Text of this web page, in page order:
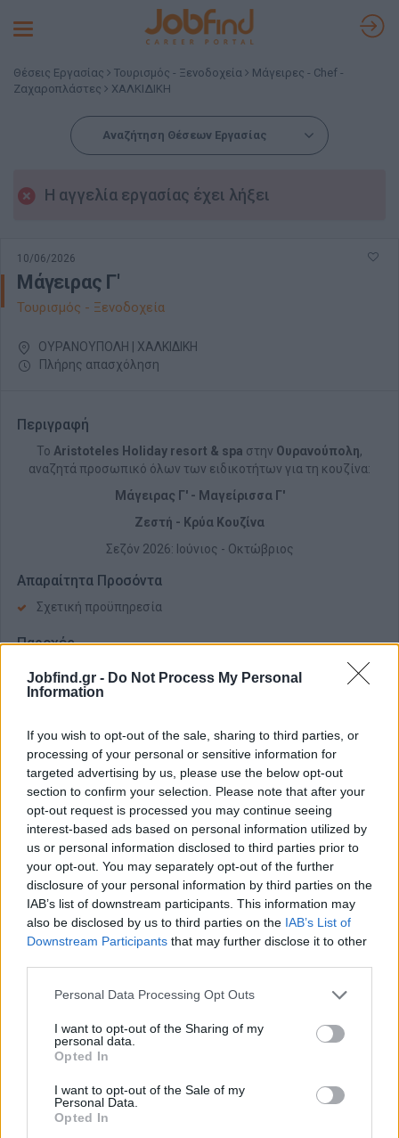
Jobfind.gr - Do Not Process My Personal
Information
If you wish to opt-out of the sale, sharing to third parties, or
processing of your personal or sensitive information for
targeted advertising by us, please use the below opt-out
section to confirm your selection. Please note that after your
opt-out request is processed you may continue seeing
interest-based ads based on personal information utilized by
us or personal information disclosed to third parties prior to
your opt-out. You may separately opt-out of the further
disclosure of your personal information by third parties on the
IAB’s list of downstream participants. This information may
also be disclosed by us to third parties on the IAB’s List of
Downstream Participants that may further disclose it to other
Personal Data Processing Opt Outs
I want to opt-out of the Sharing of my
personal data.
Opted In
I want to opt-out of the Sale of my
Personal Data.
Opted In
Toggle
Θέσεις Εργασίας Τουρισμός - Ξενοδοχεία
Μάγειρες - Chef -
Ζαχαροπλάστες
ΧΑΛΚΙΔΙΚΗ
Αναζήτηση Θέσεων Εργασίας
Η αγγελία εργασίας έχει λήξει
10/06/2026
Μάγειρας Γ'
Τουρισμός - Ξενοδοχεία
ΟΥΡΑΝΟΥΠΟΛΗ | ΧΑΛΚΙΔΙΚΗ
Πλήρης απασχόληση
Περιγραφή
Το Aristoteles Holiday resort & spa στην Ουρανούπολη,
αναζητά προσωπικό όλων των ειδικοτήτων για τη κουζίνα:
Μάγειρας Γ' - Μαγείρισσα Γ'
Ζεστή - Κρύα Κουζίνα
Σεζόν 2026: Ιούνιος - Οκτώβριος
Απαραίτητα Προσόντα
Σχετική προϋπηρεσία
Παροχές
Καλό πακέτο αποδοχών
Μισθός κατόπιν συμφωνίας αναλόγως προσόντων &
Διαμονή - Διατροφή
Θέσεις εργασίας
Όλες οι Θέσεις Εργασίας
Θέσεις Εργασίας ανά Ειδικότητα